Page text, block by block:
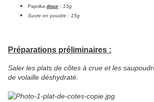
Paprika doux : 15g
Sucre en poudre : 15g
Préparations préliminaires :
Saler les plats de côtes à crue et les
de volaille déshydraté.